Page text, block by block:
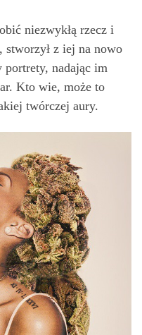
niezwykłą rzecz i
stworzył z iej na nowo
portrety, nadając im
Kto wie, może to
twórczej aury.